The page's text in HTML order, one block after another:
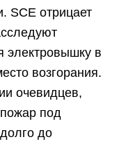
SCE отрицает
электровышку в
возгорания.
очевидцев,
под
до